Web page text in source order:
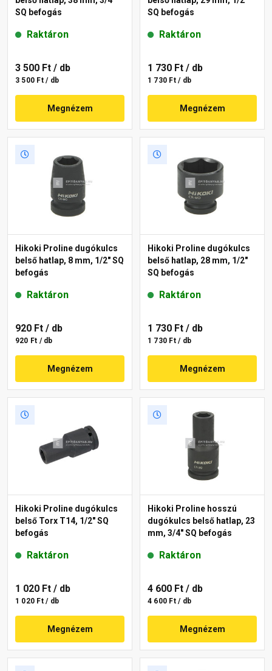
SQ befogás
Raktáron
3 500 Ft / db
3 500 Ft / db
Megnézem
SQ befogás
Raktáron
1 730 Ft / db
1 730 Ft / db
Megnézem
Hikoki Proline dugókulcs
belső hatlap, 8 mm, 1/2" SQ
befogás
Raktáron
920 Ft / db
920 Ft / db
Megnézem
Hikoki Proline dugókulcs
belső hatlap, 28 mm, 1/2"
SQ befogás
Raktáron
1 730 Ft / db
1 730 Ft / db
Megnézem
Hikoki Proline dugókulcs
belső Torx T14, 1/2" SQ
befogás
Raktáron
1 020 Ft / db
1 020 Ft / db
Megnézem
Hikoki Proline hosszú
dugókulcs belső hatlap, 23
mm, 3/4" SQ befogás
Raktáron
4 600 Ft / db
4 600 Ft / db
Megnézem